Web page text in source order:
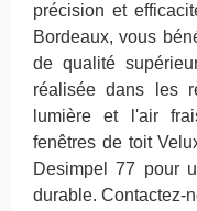
précision et
Bordeaux, vous
de qualité
réalisée dans les
lumière et l'air
fenêtres de toit
Desimpel 77 pour
durable. Contactez-